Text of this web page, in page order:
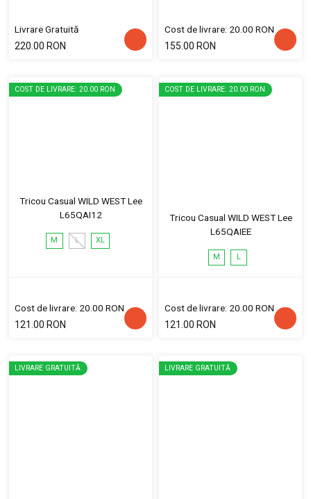
Livrare Gratuită
220.00 RON
Cost de livrare: 20.00 RON
155.00 RON
COST DE LIVRARE: 20.00 RON
Tricou Casual WILD WEST Lee
L65QAI12
M L XL
Cost de livrare: 20.00 RON
121.00 RON
COST DE LIVRARE: 20.00 RON
Tricou Casual WILD WEST Lee
L65QAIEE
M L
Cost de livrare: 20.00 RON
121.00 RON
LIVRARE GRATUITĂ LIVRARE GRATUITĂ